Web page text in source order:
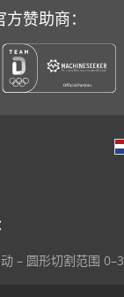
赞助商：
– 圆形切割范围